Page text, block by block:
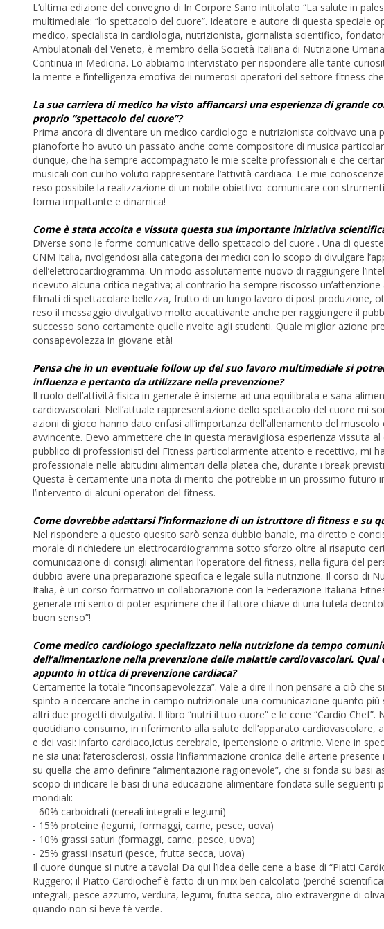
L’ultima edizione del convegno di In Corpore Sano intitolato “La salute in
multimediale: “lo spettacolo del cuore”. Ideatore e autore di questa speciale
medico, specialista in cardiologia, nutrizionista, giornalista scientifico,
Ambulatoriali del Veneto, è membro della Società Italiana di Nutrizione
Continua in Medicina. Lo abbiamo intervistato per rispondere alle tante
la mente e l’intelligenza emotiva dei numerosi operatori del settore fitness
La sua carriera di medico ha visto affiancarsi una esperienza di grande
proprio “spettacolo del cuore”?
Prima ancora di diventare un medico cardiologo e nutrizionista coltivavo una
pianoforte ho avuto un passato anche come compositore di musica
dunque, che ha sempre accompagnato le mie scelte professionali e che
musicali con cui ho voluto rappresentare l’attività cardiaca. Le mie
reso possibile la realizzazione di un nobile obiettivo: comunicare con
forma impattante e dinamica!
Come è stata accolta e vissuta questa sua importante iniziativa
Diverse sono le forme comunicative dello spettacolo del cuore . Una di
CNM Italia, rivolgendosi alla categoria dei medici con lo scopo di divulgare
dell’elettrocardiogramma. Un modo assolutamente nuovo di raggiungere
ricevuto alcuna critica negativa; al contrario ha sempre riscosso
filmati di spettacolare bellezza, frutto di un lungo lavoro di post produzione,
reso il messaggio divulgativo molto accattivante anche per raggiungere il
successo sono certamente quelle rivolte agli studenti. Quale miglior azione
consapevolezza in giovane età!
Pensa che in un eventuale follow up del suo lavoro multimediale si
influenza e pertanto da utilizzare nella prevenzione?
Il ruolo dell’attività fisica in generale è insieme ad una equilibrata e sana
cardiovascolari. Nell’attuale rappresentazione dello spettacolo del cuore mi
azioni di gioco hanno dato enfasi all’importanza dell’allenamento del
avvincente. Devo ammettere che in questa meravigliosa esperienza vissuta
pubblico di professionisti del Fitness particolarmente attento e recettivo, mi
professionale nelle abitudini alimentari della platea che, durante i break
Questa è certamente una nota di merito che potrebbe in un prossimo
l’intervento di alcuni operatori del fitness.
Come dovrebbe adattarsi l’informazione di un istruttore di fitness e su
Nel rispondere a questo quesito sarò senza dubbio banale, ma diretto e
morale di richiedere un elettrocardiogramma sotto sforzo oltre al risaputo
comunicazione di consigli alimentari l’operatore del fitness, nella figura del
dubbio avere una preparazione specifica e legale sulla nutrizione. Il corso di
Italia, è un corso formativo in collaborazione con la Federazione Italiana
generale mi sento di poter esprimere che il fattore chiave di una tutela
buon senso”!
Come medico cardiologo specializzato nella nutrizione da tempo
dell’alimentazione nella prevenzione delle malattie cardiovascolari.
appunto in ottica di prevenzione cardiaca?
Certamente la totale “inconsapevolezza”. Vale a dire il non pensare a ciò
spinto a ricercare anche in campo nutrizionale una comunicazione quanto
altri due progetti divulgativi. Il libro “nutri il tuo cuore” e le cene “Cardio
quotidiano consumo, in riferimento alla salute dell’apparato
e dei vasi: infarto cardiaco,ictus cerebrale, ipertensione o aritmie. Viene in
ne sia una: l’aterosclerosi, ossia l’infiammazione cronica delle arterie
su quella che amo definire “alimentazione ragionevole”, che si fonda su
scopo di indicare le basi di una educazione alimentare fondata sulle seguenti
mondiali:
- 60% carboidrati (cereali integrali e legumi)
- 15% proteine (legumi, formaggi, carne, pesce, uova)
- 10% grassi saturi (formaggi, carne, pesce, uova)
- 25% grassi insaturi (pesce, frutta secca, uova)
Il cuore dunque si nutre a tavola! Da qui l’idea delle cene a base di “Piatti
Ruggero; il Piatto Cardiochef è fatto di un mix ben calcolato (perché
integrali, pesce azzurro, verdura, legumi, frutta secca, olio extravergine di
quando non si beve tè verde.